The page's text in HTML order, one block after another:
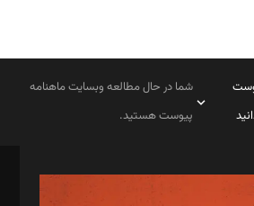
شما در حال مطالعه وبسایت ماهنامه
پیوست هستید.